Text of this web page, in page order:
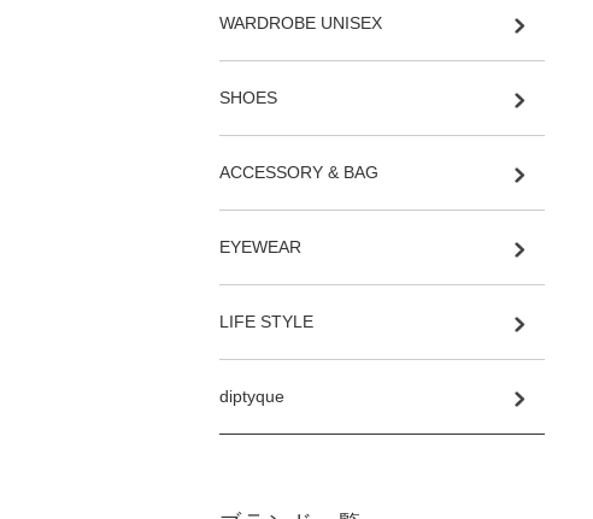
WARDROBE UNISEX
SHOES
ACCESSORY & BAG
EYEWEAR
LIFE STYLE
diptyque